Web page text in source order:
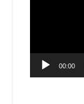
c
00:00